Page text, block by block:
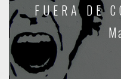
FUERA DE